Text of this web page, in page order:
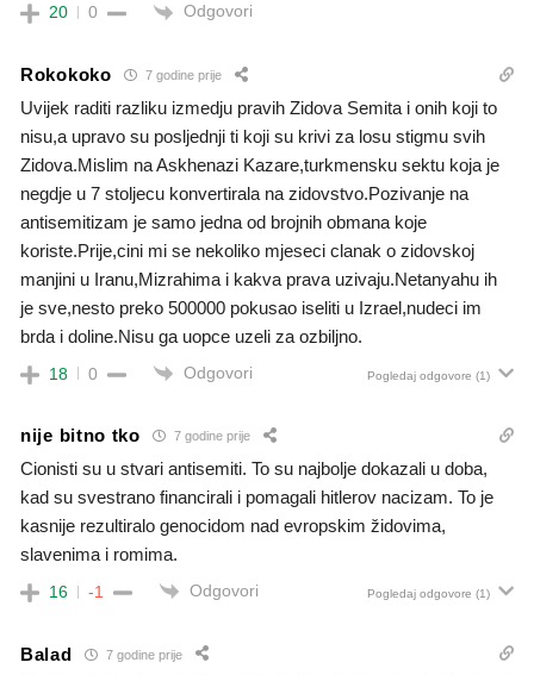
20 0 Odgovori
Rokokoko 7 godine prije
Uvijek raditi razliku izmedju pravih Zidova Semita i onih koji to
nisu,a upravo su posljednji ti koji su krivi za losu stigmu svih
Zidova.Mislim na Askhenazi Kazare,turkmensku sektu koja je
negdje u 7 stoljecu konvertirala na zidovstvo.Pozivanje na
antisemitizam je samo jedna od brojnih obmana koje
koriste.Prije,cini mi se nekoliko mjeseci clanak o zidovskoj
manjini u Iranu,Mizrahima i kakva prava uzivaju.Netanyahu ih
je sve,nesto preko 500000 pokusao iseliti u Izrael,nudeci im
brda i doline.Nisu ga uopce uzeli za ozbiljno.
18 0 Odgovori Pogledaj odgovore (1)
nije bitno tko 7 godine prije
Cionisti su u stvari antisemiti. To su najbolje dokazali u doba,
kad su svestrano financirali i pomagali hitlerov nacizam. To je
kasnije rezultiralo genocidom nad evropskim židovima,
slavenima i romima.
16 -1 Odgovori Pogledaj odgovore (1)
Balad 7 godine prije